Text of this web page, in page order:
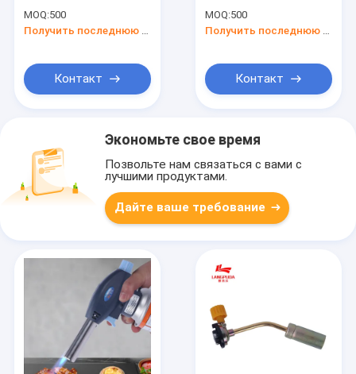
лагерем факел газа
для освещать уголь
MOQ:500
Контакт
лагерем оружие
пламени БАРБЕКЮ,
MOQ:500
Контакт
Экономьте свое время
Позвольте нам связаться с вами с
лучшими продуктами.
Дайте ваше требование